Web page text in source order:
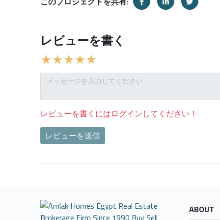
レビューを書く
レビューを書くにはログインしてください！
レビューを送信
ABOUT